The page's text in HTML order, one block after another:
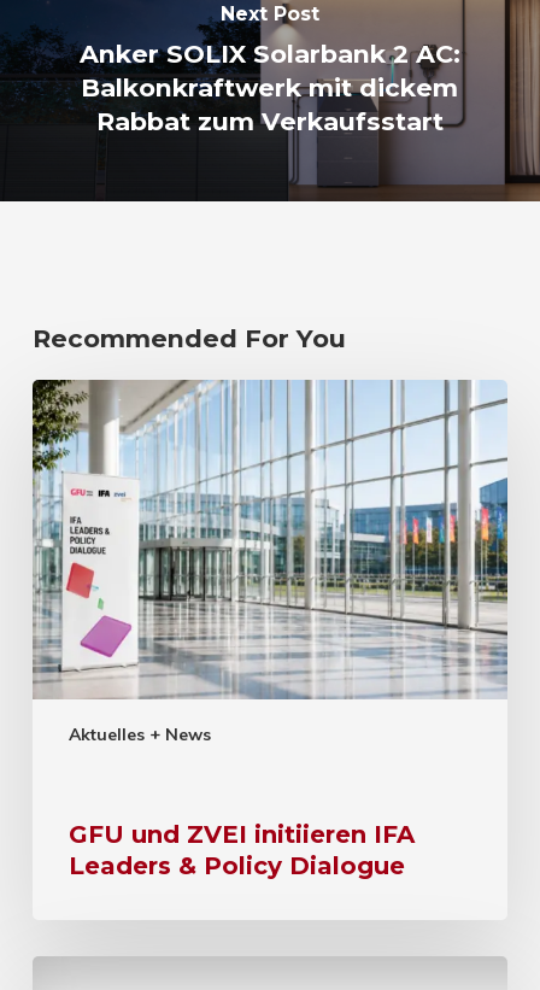
Next Post
Anker SOLIX Solarbank 2 AC:
Balkonkraftwerk mit dickem
Rabbat zum Verkaufsstart
Recommended For You
Aktuelles + News
GFU und ZVEI initiieren IFA
Leaders & Policy Dialogue